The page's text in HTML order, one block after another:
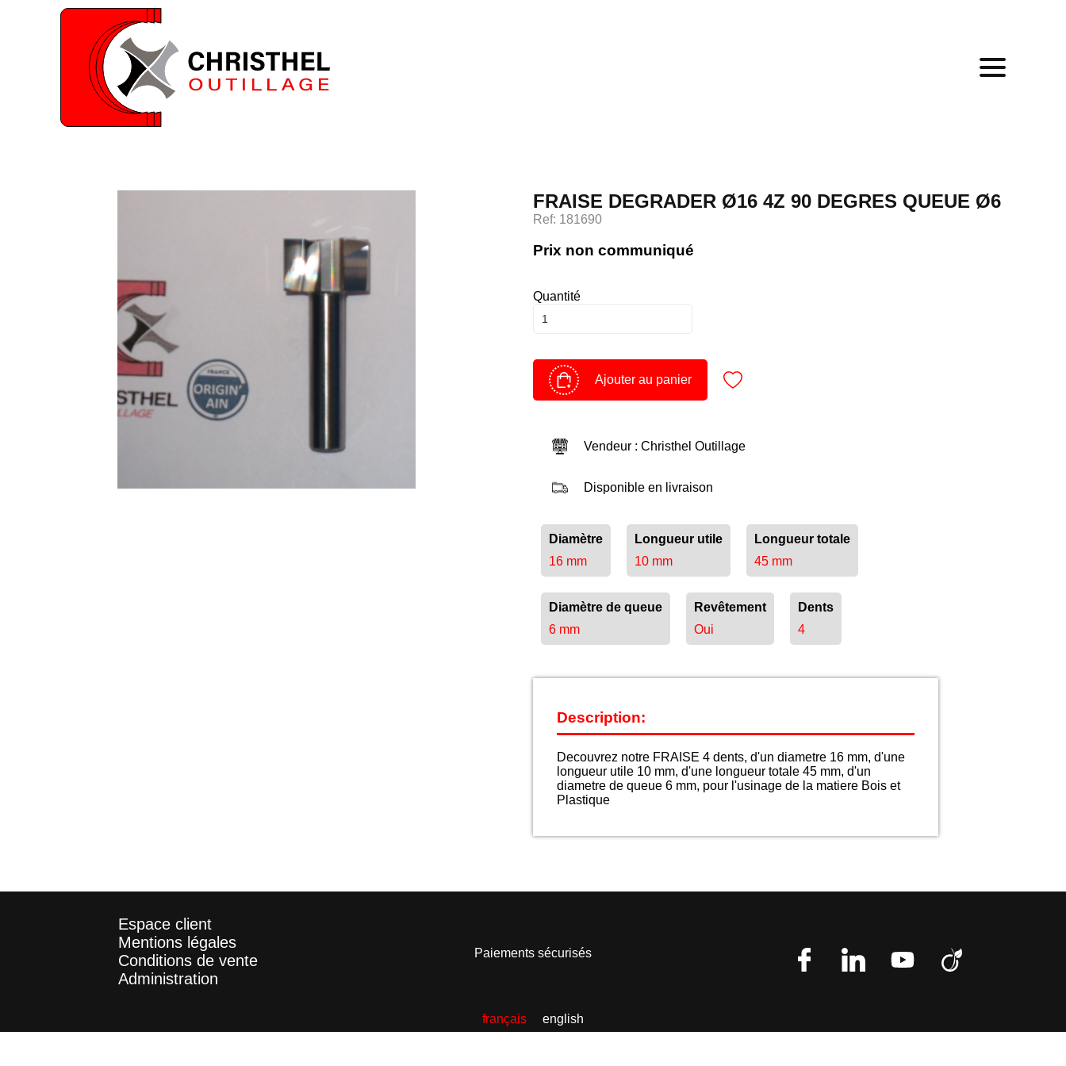
Savoir faire
Catalogue
Contact
Panier
Devenir client
Espace Client
FRAISE DEGRADER Ø16 4Z 90 DEGRES QUEUE Ø6
Ref: 181690
Prix non communiqué
Quantité
Ajouter au panier
Vendeur : Christhel Outillage
Disponible en livraison
Diamètre
16 mm
Longueur utile
10 mm
Longueur totale
45 mm
Diamètre de queue
6 mm
Revêtement
Oui
Dents
4
Description:
Decouvrez notre FRAISE 4 dents, d'un diametre 16 mm, d'une
longueur utile 10 mm, d'une longueur totale 45 mm, d'un
diametre de queue 6 mm, pour l'usinage de la matiere Bois et
Plastique
Espace client
Mentions légales
Conditions de vente
Administration
Paiements sécurisés
français english